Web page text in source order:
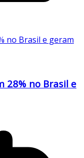
28% no Brasil e